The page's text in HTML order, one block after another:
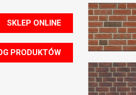
SKLEP ONLINE
PRODUKTÓW